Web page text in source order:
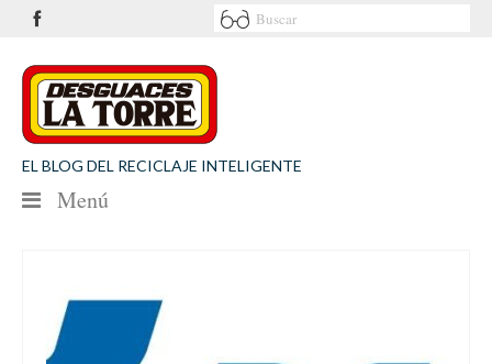
EL BLOG DEL RECICLAJE INTELIGENTE
Menú
SEGURIDAD VIAL
MEDIO AMBIENTE